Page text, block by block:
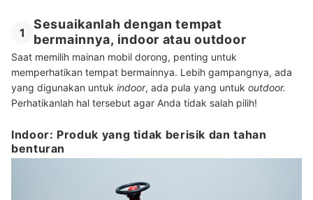
1
Sesuaikanlah dengan tempat
bermainnya, indoor atau outdoor
Saat memilih mainan mobil dorong, penting untuk
memperhatikan tempat bermainnya. Lebih gampangnya, ada
yang digunakan untuk indoor, ada pula yang untuk outdoor.
Perhatikanlah hal tersebut agar Anda tidak salah pilih!
Indoor: Produk yang tidak berisik dan tahan
benturan